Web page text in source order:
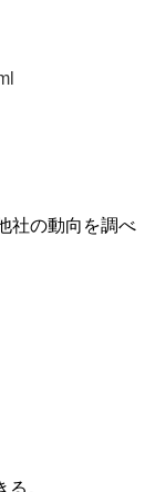
社の動向を調べ
。